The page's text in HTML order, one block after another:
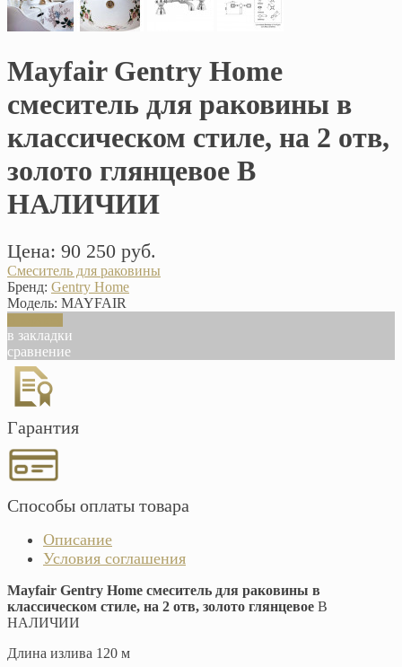
Mayfair Gentry Home
смеситель для раковины в
классическом стиле, на 2 отв,
золото глянцевое В
НАЛИЧИИ
Цена: 90 250 руб.
Смеситель для раковины
Бренд: Gentry Home
Модель: MAYFAIR
в закладки
сравнение
Гарантия
Способы оплаты товара
Описание
Условия соглашения
Mayfair Gentry Home смеситель для раковины в
классическом стиле, на 2 отв, золото глянцевое В
НАЛИЧИИ
Длина излива 120 м